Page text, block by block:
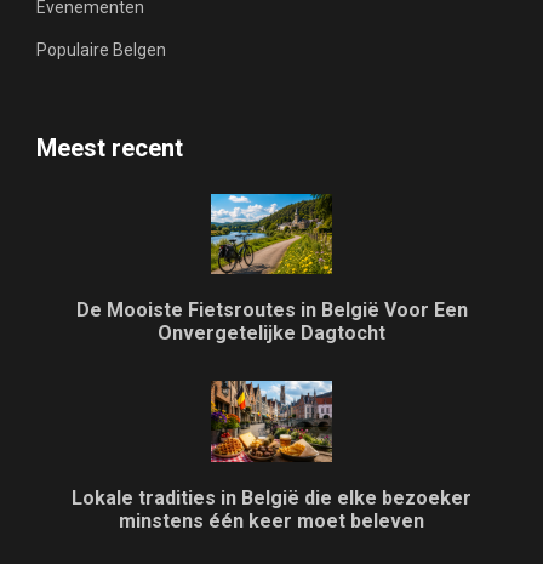
Evenementen
Populaire Belgen
Meest recent
De Mooiste Fietsroutes in België Voor Een
Onvergetelijke Dagtocht
Lokale tradities in België die elke bezoeker
minstens één keer moet beleven